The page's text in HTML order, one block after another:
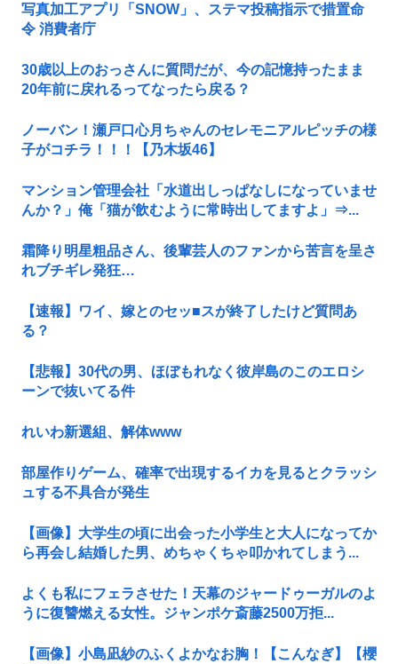
写真加工アプリ「SNOW」、ステマ投稿指示で措置命
令 消費者庁
30歳以上のおっさんに質問だが、今の記憶持ったまま
20年前に戻れるってなったら戻る？
ノーバン！瀬戸口心月ちゃんのセレモニアルピッチの様
子がコチラ！！！【乃木坂46】
マンション管理会社「水道出しっぱなしになっていませ
んか？」俺「猫が飲むように常時出してますよ」⇒...
霜降り明星粗品さん、後輩芸人のファンから苦言を呈さ
れブチギレ発狂…
【速報】ワイ、嫁とのセッ■スが終了したけど質問あ
る？
【悲報】30代の男、ほぼもれなく彼岸島のこのエロシ
ーンで抜いてる件
れいわ新選組、解体www
部屋作りゲーム、確率で出現するイカを見るとクラッシ
ュする不具合が発生
【画像】大学生の頃に出会った小学生と大人になってか
ら再会し結婚した男、めちゃくちゃ叩かれてしまう...
よくも私にフェラさせた！天幕のジャードゥーガルのよ
うに復讐燃える女性。ジャンポケ斎藤2500万拒...
【画像】小島凪紗のふくよかなお胸！【こんなぎ】【櫻